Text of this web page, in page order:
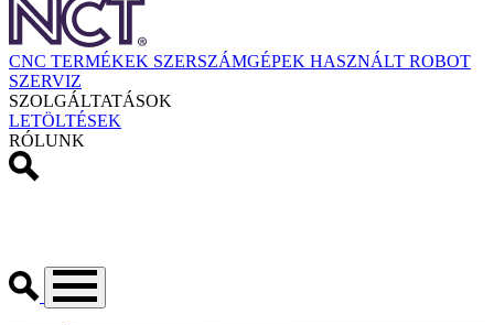
CNC TERMÉKEK SZERSZÁMGÉPEK HASZNÁLT ROBOT
SZERVIZ
SZOLGÁLTATÁSOK
LETÖLTÉSEK
RÓLUNK